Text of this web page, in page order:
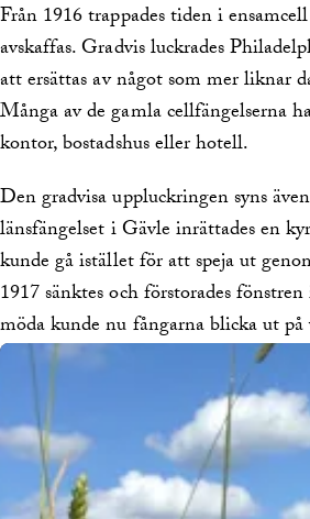
Från 1916 trappades tiden i
avskaffas. Gradvis luckrades
att ersättas av något som mer liknar
Många av de gamla cellfängelserna
kontor, bostadshus eller hotell.
Den gradvisa uppluckringen syns
länsfängelset i Gävle inrättades en
kunde gå istället för att speja ut
1917 sänktes och förstorades
möda kunde nu fångarna blicka ut